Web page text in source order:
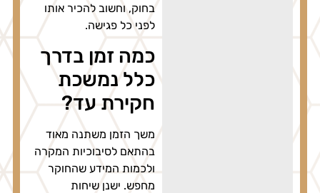
בחוק, וחשוב להכיר אותו
לפני כל פגישה.
כמה זמן בדרך
כלל נמשכת
חקירת עד?
משך הזמן משתנה מאוד
בהתאם לסיבוכיות המקרה
ולכמות המידע שהחוקר
מחפש. ישנן שיחות